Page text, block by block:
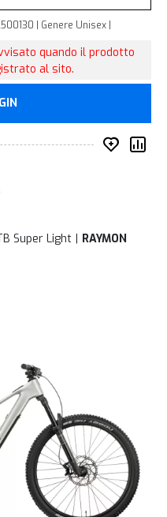
| Genere Unisex |
quando il prodotto
al sito.
Super Light RAYMON